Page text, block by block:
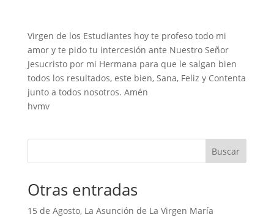
Virgen de los Estudiantes hoy te profeso todo mi
amor y te pido tu intercesión ante Nuestro Señor
Jesucristo por mi Hermana para que le salgan bien
todos los resultados, este bien, Sana, Feliz y Contenta
junto a todos nosotros. Amén
hvmv
Buscar
Otras entradas
15 de Agosto, La Asunción de La Virgen María